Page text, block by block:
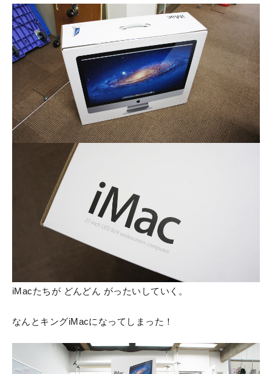
iMacたちが どんどん がったいしていく。
なんとキングiMacになってしまった！